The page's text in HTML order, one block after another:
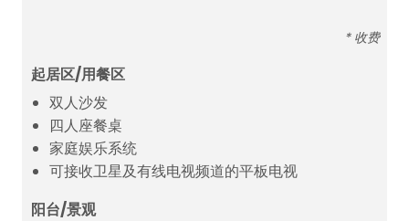
* 收费
起居区/用餐区
双人沙发
四人座餐桌
家庭娱乐系统
可接收卫星及有线电视频道的平板电视
阳台/景观